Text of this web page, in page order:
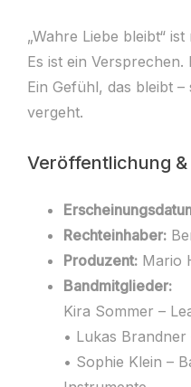
„Wahre Liebe bleibt“
Es ist ein Versprechen.
Ein Gefühl, das bleibt
vergeht.
Veröffentlichung &
Rechteinhaber:
Produzent: Mario
Bandmitglieder:
Kira Sommer –
• Lukas Brandner
• Sophie Klein –